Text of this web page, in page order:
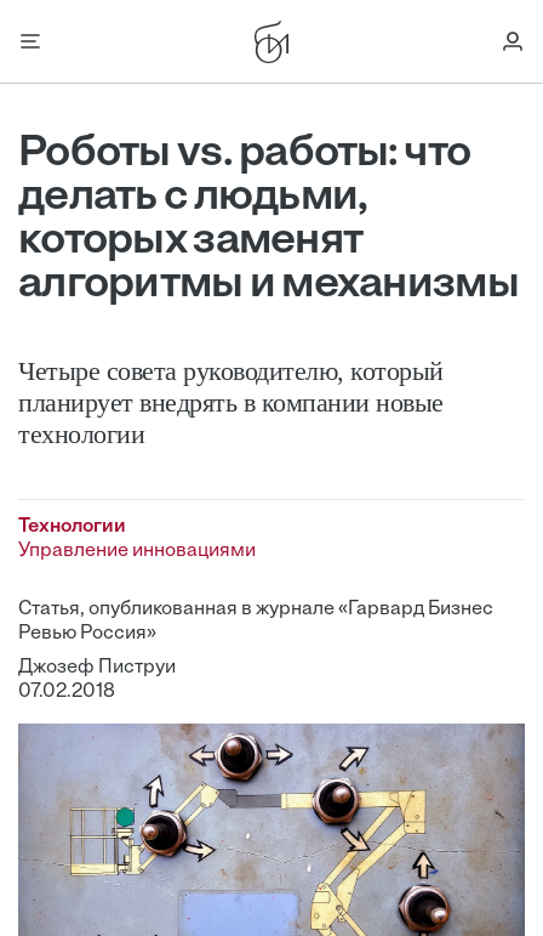
Роботы vs. работы: что
делать с людьми,
которых заменят
алгоритмы и механизмы
Четыре совета руководителю, который
планирует внедрять в компании новые
технологии
Технологии
Управление инновациями
Статья, опубликованная в журнале «Гарвард Бизнес
Ревью Россия»
Джозеф Пиструи
07.02.2018